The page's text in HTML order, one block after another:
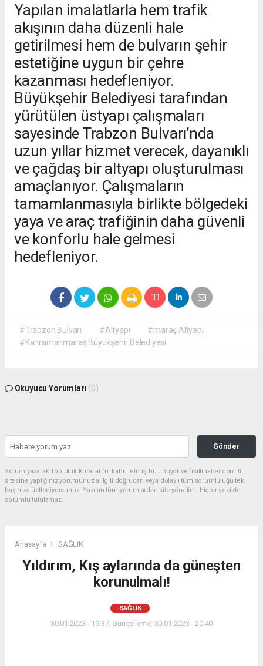
Yapılan imalatlarla hem trafik
akışının daha düzenli hale
getirilmesi hem de bulvarın şehir
estetiğine uygun bir çehre
kazanması hedefleniyor.
Büyükşehir Belediyesi tarafından
yürütülen üstyapı çalışmaları
sayesinde Trabzon Bulvarı’nda
uzun yıllar hizmet verecek, dayanıklı
ve çağdaş bir altyapı oluşturulması
amaçlanıyor. Çalışmaların
tamamlanmasıyla birlikte bölgedeki
yaya ve araç trafiğinin daha güvenli
ve konforlu hale gelmesi
hedefleniyor.
#Trabzon Bulvarı #Altyapı
#maraş Altyapı
#Kahramanmaraş Büyükşehir Belediyesi
Okuyucu Yorumları (0)
Gönder
Yorum yazarak Topluluk Kuralları’nı kabul etmiş bulunuyor ve fisiltihaber.com.tr
sitesine yaptığınız yorumunuzla ilgili doğrudan veya dolaylı tüm sorumluluğu tek
başınıza üstleniyorsunuz. Yazılan tüm yorumlardan site yönetimi hiçbir şekilde
sorumlu tutulamaz.
Anasayfa SAĞLIK
Yıldırım, Kış aylarında da güneşten
korunulmalı!
SAĞLIK
30.01.2023 - 19:37, Güncelleme: 30.01.2023 - 20:40